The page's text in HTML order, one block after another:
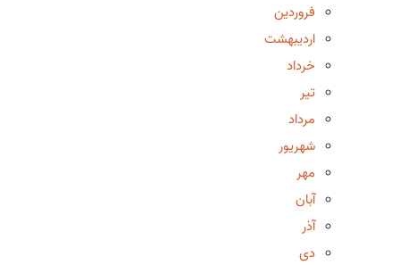
فروردین
اردیبهشت
خرداد
تیر
مرداد
شهریور
مهر
آبان
آذر
دی